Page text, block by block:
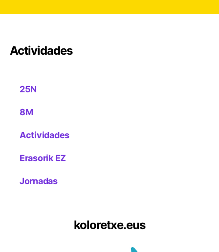
Actividades
25N
8M
Actividades
Erasorik EZ
Jornadas
koloretxe.eus